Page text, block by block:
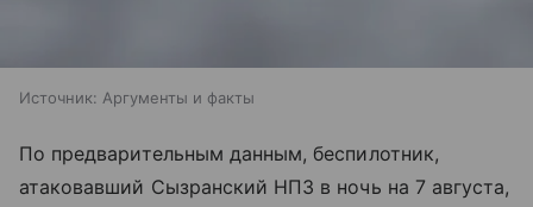
Источник: Аргументы и факты
По предварительным данным, беспилотник,
атаковавший Сызранский НПЗ в ночь на 7 августа,